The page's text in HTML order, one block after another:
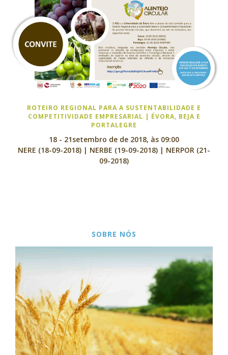
ROTEIRO REGIONAL PARA A SUSTENTABILIDADE E
COMPETITIVIDADE EMPRESARIAL | ÉVORA, BEJA E
PORTALEGRE
18 - 21setembro de de 2018, às 09:00
NERE (18-09-2018) | NERBE (19-09-2018) | NERPOR (21-
09-2018)
SOBRE NÓS